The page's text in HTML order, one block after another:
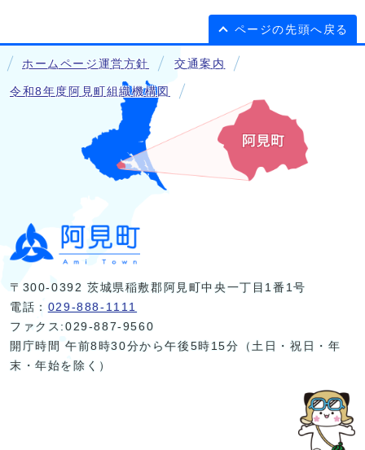
ページの先頭へ戻る
ホームページ運営方針 交通案内
令和8年度阿見町組織機構図
〒300-0392 茨城県稲敷郡阿見町中央一丁目1番1号
電話： 029-888-1111
ファクス:029-887-9560
開庁時間 午前8時30分から午後5時15分（土日・祝日・年
末・年始を除く）